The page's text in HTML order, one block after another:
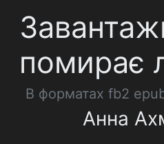
помирає
В форматах fb2
Анна